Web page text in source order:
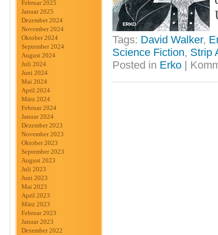
Februar 2025
Januar 2025
Dezember 2024
November 2024
Oktober 2024
September 2024
August 2024
Juli 2024
Juni 2024
Mai 2024
April 2024
März 2024
Februar 2024
Januar 2024
Dezember 2023
November 2023
Oktober 2023
September 2023
August 2023
Juli 2023
Juni 2023
Mai 2023
April 2023
März 2023
Februar 2023
Januar 2023
Dezember 2022
Tags: David Walker,
Science Fiction, Strip
Posted in Erko